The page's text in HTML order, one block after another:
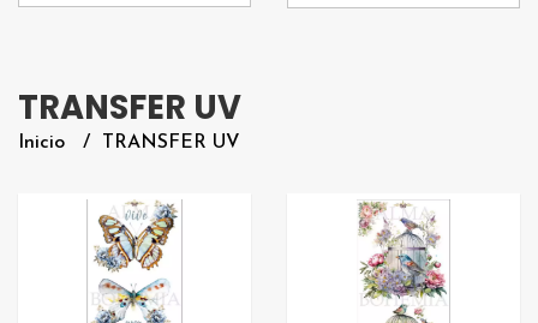
TRANSFER UV
Inicio TRANSFER UV